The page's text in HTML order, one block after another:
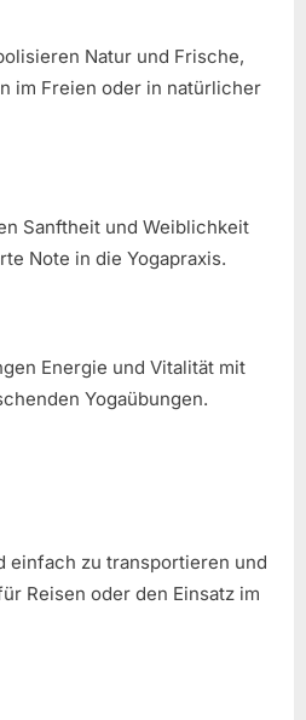
Natur und Frische,
im Freien oder in natürlicher
Sanftheit und Weiblichkeit
Note in die Yogapraxis.
Energie und Vitalität mit
Yogaübungen.
einfach zu transportieren und
Reisen oder den Einsatz im